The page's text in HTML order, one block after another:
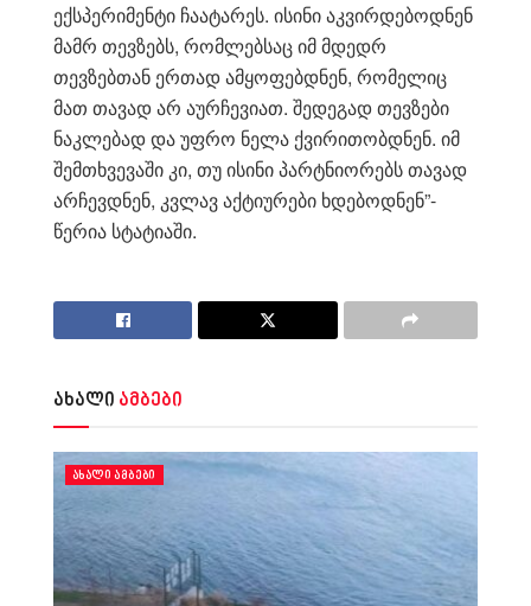
ექსპერიმენტი ჩაატარეს. ისინი აკვირდებოდნენ
მამრ თევზებს, რომლებსაც იმ მდედრ
თევზებთან ერთად ამყოფებდნენ, რომელიც
მათ თავად არ აურჩევიათ. შედეგად თევზები
ნაკლებად და უფრო ნელა ქვირითობდნენ. იმ
შემთხვევაში კი, თუ ისინი პარტნიორებს თავად
არჩევდნენ, კვლავ აქტიურები ხდებოდნენ”-
წერია სტატიაში.
ახალი ამბები
ᲐᲮᲐᲚᲘ ᲐᲛᲑᲔᲑᲘ